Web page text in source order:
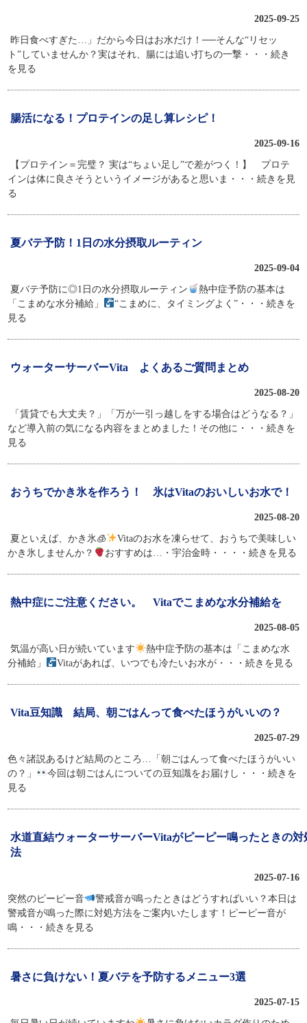
2025-09-25
昨日食べすぎた…」だから今日はお水だけ！──そんな“リセッ
ト”していませんか？実はそれ、腸には追い打ちの一撃 ・・・続き
を見る
腸活になる！プロテインの足し算レシピ！
2025-09-16
【プロテイン＝完璧？ 実は“ちょい足し”で差がつく！】 プロテ
インは体に良さそうというイメージがあると思いま ・・・続きを見
る
夏バテ予防！1日の水分摂取ルーティン
2025-09-04
夏バテ予防に◎1日の水分摂取ルーティン
熱中症予防の基本は
「こまめな水分補給」
“こまめに、タイミングよく” ・・・続きを
見る
ウォーターサーバーVita よくあるご質問まとめ
2025-08-20
「賃貸でも大丈夫？」「万が一引っ越しをする場合はどうなる？」
など導入前の気になる内容をまとめました！その他に ・・・続きを
見る
おうちでかき氷を作ろう！ 氷はVitaのおいしいお水で！
2025-08-20
夏といえば、かき氷🧊
Vitaのお水を凍らせて、おうちで美味しい
かき氷しませんか？
おすすめは…・宇治金時・ ・・・続きを見る
熱中症にご注意ください。 Vitaでこまめな水分補給を
2025-08-05
気温が高い日が続いています
熱中症予防の基本は「こまめな水
分補給」
Vitaがあれば、いつでも冷たいお水が ・・・続きを見る
Vita豆知識 結局、朝ごはんって食べたほうがいいの？
2025-07-29
色々諸説あるけど結局のところ…「朝ごはんって食べたほうがいい
の？」
今回は朝ごはんについての豆知識をお届けし ・・・続きを
見る
水道直結ウォーターサーバーVitaがピーピー鳴ったときの対
法
2025-07-16
突然のピーピー音
警戒音が鳴ったときはどうすればいい？本日は
警戒音が鳴った際に対処方法をご案内いたします！ピーピー音が
鳴 ・・・続きを見る
暑さに負けない！夏バテを予防するメニュー3選
2025-07-15